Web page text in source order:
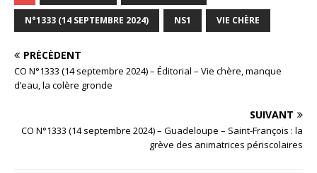
N°1333 (14 SEPTEMBRE 2024) NS1 VIE CHÈRE
PRÉCÉDENT
CO N°1333 (14 septembre 2024) – Éditorial – Vie chère, manque
d’eau, la colère gronde
SUIVANT
CO N°1333 (14 septembre 2024) – Guadeloupe – Saint-François : la
grève des animatrices périscolaires